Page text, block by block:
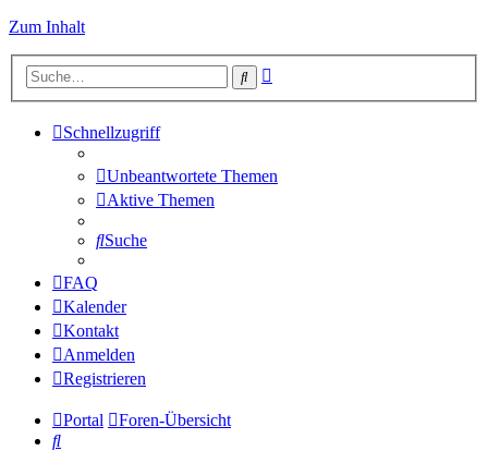
Zum Inhalt
Suche
Schnellzugriff
Unbeantwortete Themen
Aktive Themen
Suche
FAQ
Kalender
Kontakt
Anmelden
Registrieren
Portal
Foren-Übersicht
Suche